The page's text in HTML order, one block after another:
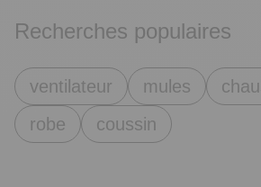
Recherches populaires
ventilateur mules
robe
coussin